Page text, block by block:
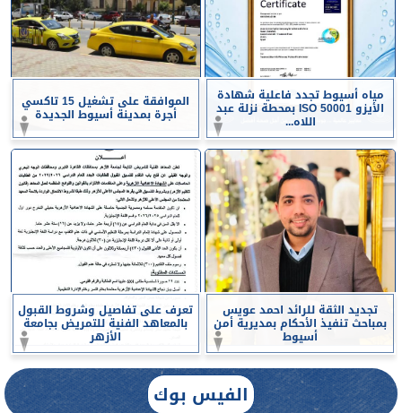
مياه أسيوط تجدد فاعلية شهادة
الأيزو ISO 50001 بمحطة نزلة عبد
اللاه...
الموافقة على تشغيل 15 تاكسي
أجرة بمدينة أسيوط الجديدة
تجديد الثقة للرائد احمد عويس
بمباحث تنفيذ الأحكام بمديرية أمن
أسيوط
تعرف على تفاصيل وشروط القبول
بالمعاهد الفنية للتمريض بجامعة
الأزهر
الفيس بوك